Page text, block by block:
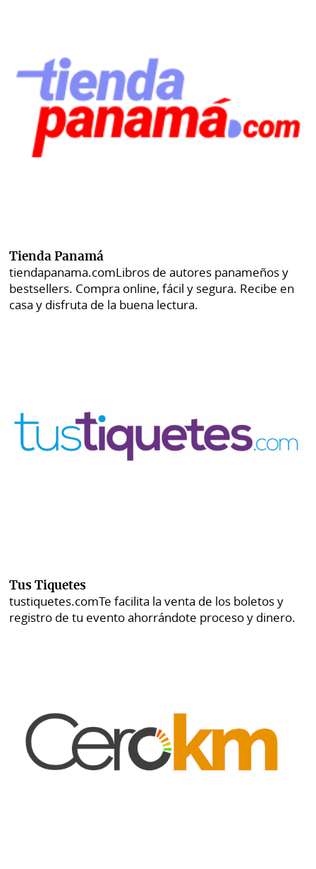
Tienda Panamá
tiendapanama.comLibros de autores panameños y
bestsellers. Compra online, fácil y segura. Recibe en
casa y disfruta de la buena lectura.
Tus Tiquetes
tustiquetes.comTe facilita la venta de los boletos y
registro de tu evento ahorrándote proceso y dinero.